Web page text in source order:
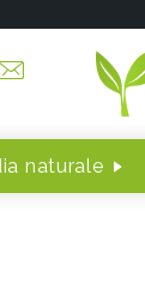
naturale